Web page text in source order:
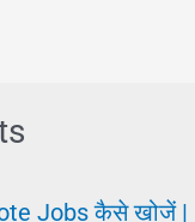
Jobs कैसे खोजें |